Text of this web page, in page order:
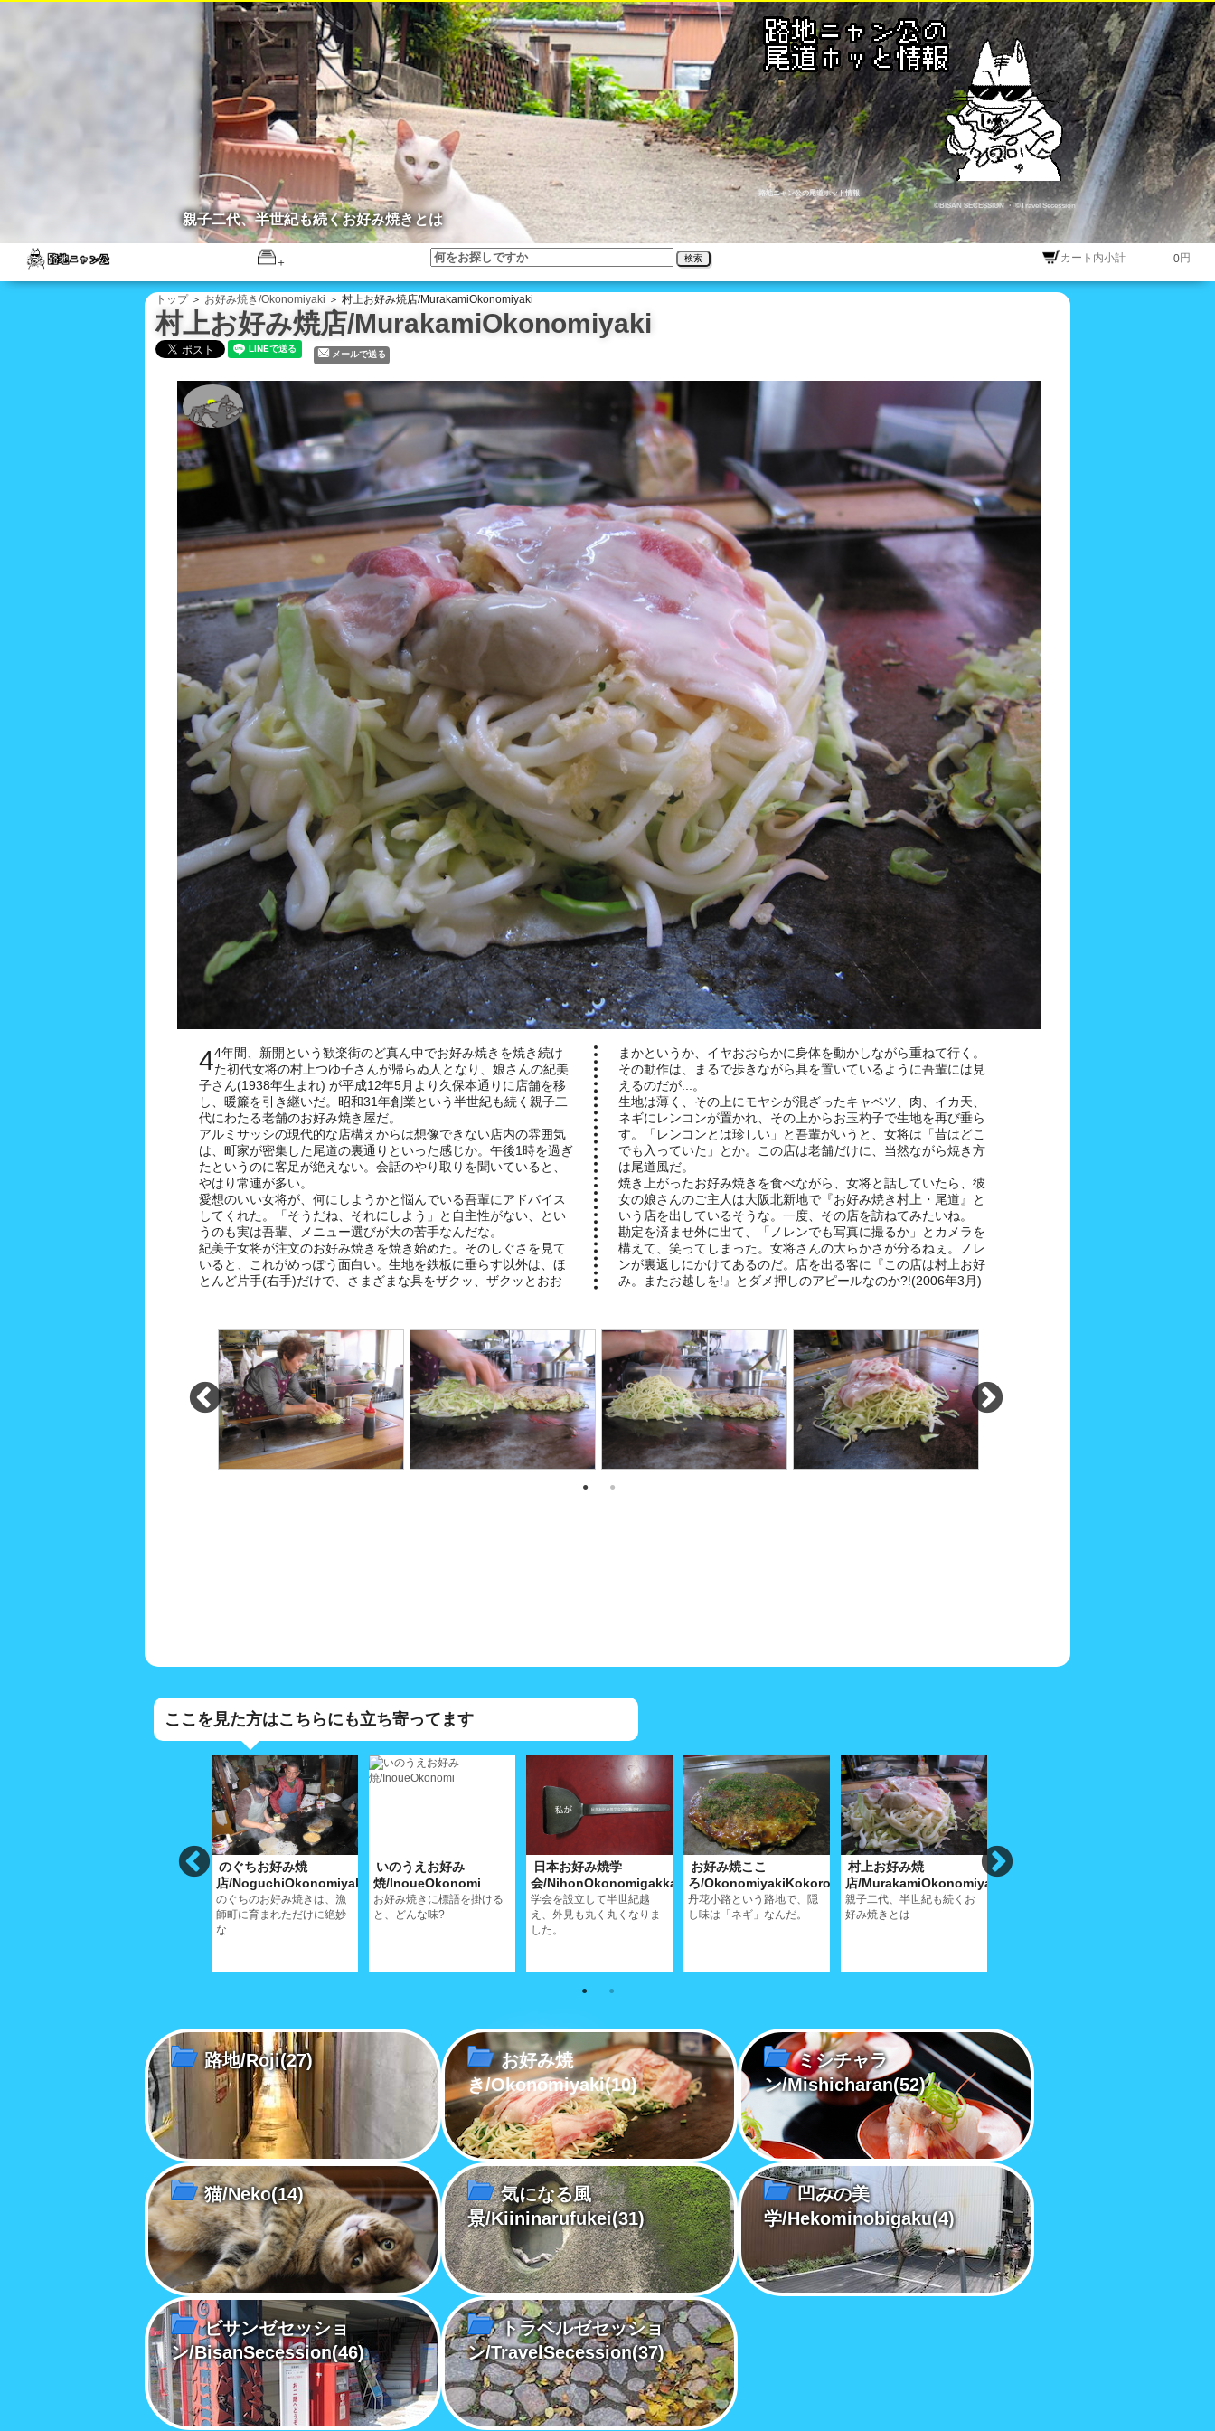
路地ニャン公の尾道ホット情報
©BISAN SECESSION・ ©Travel Secession
検索 カート内小計 円
親子二代、半世紀も続くお好み焼きとは
トップ＞ お好み焼き/Okonomiyaki ＞ 村上お好み焼店/MurakamiOkonomiyaki
村上お好み焼店/MurakamiOkonomiyaki
メールで送る
44年間、新開という歓楽街のど真ん中でお好み焼きを焼き続けた初代女将の村上つゆ子さんが帰らぬ人となり、娘さんの紀美
子さん(1938年生まれ) が平成12年5月より久保本通りに店舗を移
し、暖簾を引き継いだ。昭和31年創業という半世紀も続く親子二
代にわたる老舗のお好み焼き屋だ。
アルミサッシの現代的な店構えからは想像できない店内の雰囲気
は、町家が密集した尾道の裏通りといった感じか。午後1時を過ぎ
たというのに客足が絶えない。会話のやり取りを聞いていると、
やはり常連が多い。
愛想のいい女将が、何にしようかと悩んでいる吾輩にアドバイス
してくれた。「そうだね、それにしよう」と自主性がない、とい
うのも実は吾輩、メニュー選びが大の苦手なんだな。
紀美子女将が注文のお好み焼きを焼き始めた。そのしぐさを見て
いると、これがめっぽう面白い。生地を鉄板に垂らす以外は、ほ
とんど片手(右手)だけで、さまざまな具をザクッ、ザクッとおお
まかというか、イヤおおらかに身体を動かしながら重ねて行く。
その動作は、まるで歩きながら具を置いているように吾輩には見
えるのだが...。
生地は薄く、その上にモヤシが混ざったキャベツ、肉、イカ天、
ネギにレンコンが置かれ、その上からお玉杓子で生地を再び垂ら
す。「レンコンとは珍しい」と吾輩がいうと、女将は「昔はどこ
でも入っていた」とか。この店は老舗だけに、当然ながら焼き方
は尾道風だ。
焼き上がったお好み焼きを食べながら、女将と話していたら、彼
女の娘さんのご主人は大阪北新地で『お好み焼き村上・尾道』と
いう店を出しているそうな。一度、その店を訪ねてみたいね。
勘定を済ませ外に出て、「ノレンでも写真に撮るか」とカメラを
構えて、笑ってしまった。女将さんの大らかさが分るねぇ。ノレ
ンが裏返しにかけてあるのだ。店を出る客に『この店は村上お好
み。またお越しを!』とダメ押しのアピールなのか?!(2006年3月)
ここを見た方はこちらにも立ち寄ってます
のぐちお好み焼
店/NoguchiOkonomiyaki
のぐちのお好み焼きは、漁
師町に育まれただけに絶妙
な
いのうえお好み
焼/InoueOkonomi
お好み焼きに標語を掛ける
と、どんな味?
日本お好み焼学
会/NihonOkonomigakkai
学会を設立して半世紀越
え、外見も丸く丸くなりま
した。
お好み焼ここ
ろ/OkonomiyakiKokoro
丹花小路という路地で、隠
し味は「ネギ」なんだ。
村上お好み焼
店/MurakamiOkonomiyaki
親子二代、半世紀も続くお
好み焼きとは
ぽんたお好み焼
路地/Roji(27)
お好み焼
き/Okonomiyaki(10)
ミシチャラ
ン/Mishicharan(52)
猫/Neko(14)
気になる風
景/Kiininarufukei(31)
凹みの美
学/Hekominobigaku(4)
ビサンゼセッショ
ン/BisanSecession(46)
トラベルゼセッショ
ン/TravelSecession(37)